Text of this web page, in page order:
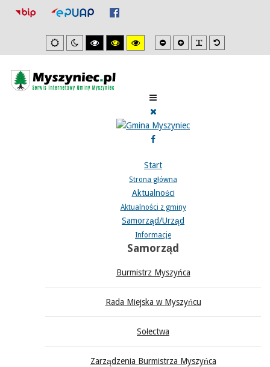
Ustawienia
domyslne
Tryb
nocny
Wysoki
kontrast
Wysoki
kontrast
Wysoki
kontrast
Mniejsza
czcionka
Zwiększona
czcionka
Domyślna
czcionka
Start
Strona główna
Aktualności
Aktualności z gminy
Samorząd/Urząd
Informacje
Samorząd
Burmistrz Myszyńca
Rada Miejska w Myszyńcu
Sołectwa
Zarządzenia Burmistrza Myszyńca